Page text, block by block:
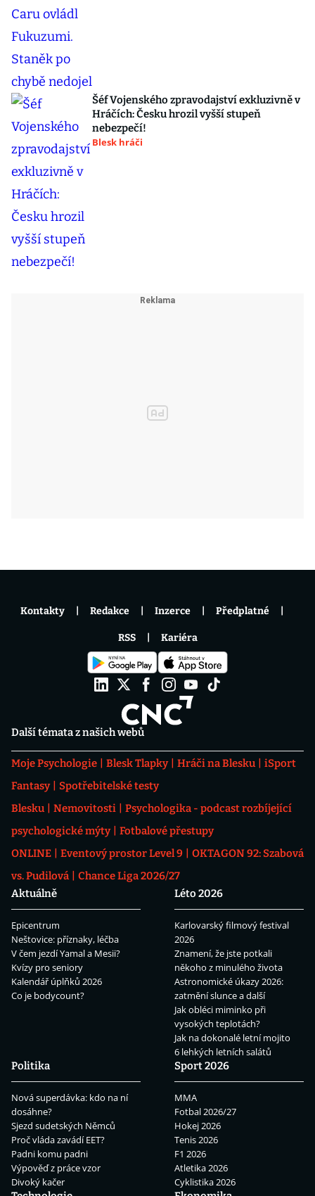
Šéf Vojenského zpravodajství exkluzivně v
Hráčích: Česku hrozil vyšší stupeň
nebezpečí!
Blesk hráči
Další témata z našich webů
Moje Psychologie Blesk Tlapky Hráči na Blesku
iSport
Fantasy
Spotřebitelské testy
Blesku
Nemovitosti
Psychologika - podcast rozbíjející
psychologické mýty
Fotbalové přestupy
ONLINE
Eventový prostor Level 9
OKTAGON 92: Szabová
vs. Pudilová
Chance Liga 2026/27
Aktuálně
Epicentrum
Neštovice: příznaky, léčba
V čem jezdí Yamal a Mesii?
Kvízy pro seniory
Kalendář úplňků 2026
Co je bodycount?
Léto 2026
Karlovarský filmový festival
2026
Znamení, že jste potkali
někoho z minulého života
Astronomické úkazy 2026:
zatmění slunce a další
Jak obléci miminko při
vysokých teplotách?
Jak na dokonalé letní mojito
6 lehkých letních salátů
Politika
Nová superdávka: kdo na ní
dosáhne?
Sjezd sudetských Němců
Proč vláda zavádí EET?
Padni komu padni
Výpověď z práce vzor
Divoký kačer
Sport 2026
MMA
Fotbal 2026/27
Hokej 2026
Tenis 2026
F1 2026
Atletika 2026
Cyklistika 2026
Kontakty Redakce Inzerce Předplatné
RSS Kariéra